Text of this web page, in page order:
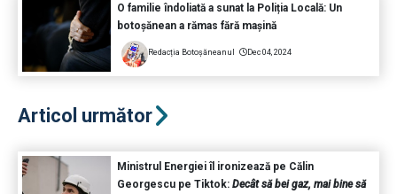
O familie îndoliată a sunat la Poliția Locală: Un
botoșănean a rămas fără mașină
Redacția Botoșăneanul Dec 04, 2024
Articol următor
Ministrul Energiei îl ironizează pe Călin
Georgescu pe Tiktok: Decât să bei gaz, mai bine să